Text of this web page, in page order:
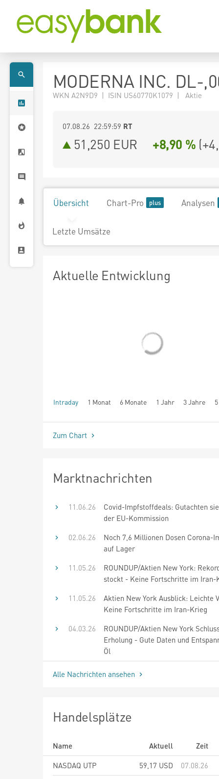
MODERNA INC. DL-
WKN A2N9D9 | ISIN US60770K1079 | Aktie
07.08.26 22:59:59 RT
51,250 EUR +8,90 % (
Übersicht Chart-Pro Analysen
Letzte Umsätze
Aktuelle Entwicklung
Intraday 1 Monat 6 Monate 1 Jahr 3 Jahre
seit Beginn
Zum Chart
Marktnachrichten
11.06.26
Covid-Impfstoffdeals: Gutachten
der EU-Kommission
02.06.26
Noch 7,6 Millionen Dosen Corona-
auf Lager
11.05.26
ROUNDUP/Aktien New York:
stockt - Keine Fortschritte im Iran-
11.05.26
Aktien New York Ausblick: Leichte
Keine Fortschritte im Iran-Krieg
04.03.26
ROUNDUP/Aktien New York
Erholung - Gute Daten und
Öl
Alle Nachrichten ansehen
Handelsplätze
Name Aktuell
Zeit
NASDAQ UTP
59,17 USD
07.08.26